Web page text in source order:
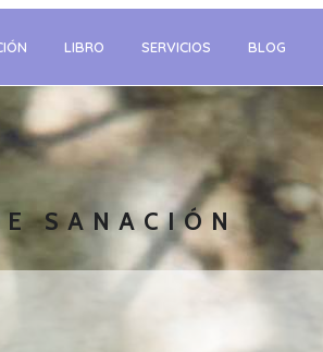
LIBRO SERVICIOS BLOG
SANACIÓN